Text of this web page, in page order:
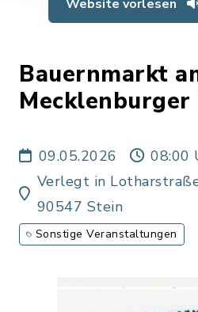
Website vorlesen
Bauernmarkt
Mecklenburger
09.05.2026
08:00
Verlegt in
90547 Stein
Sonstige Veranstaltungen